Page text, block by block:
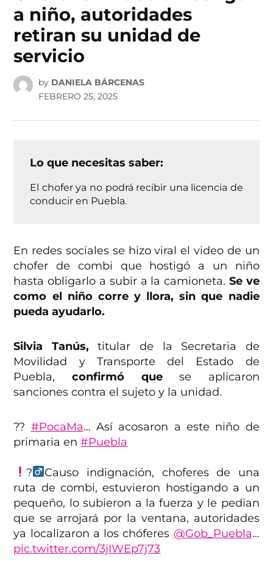
a niño, autoridades
retiran su unidad de
servicio
by DANIELA BÁRCENAS
FEBRERO 25, 2025
Lo que necesitas saber:
El chofer ya no podrá recibir una licencia de
conducir en Puebla.
En redes sociales se hizo viral el video de un
chofer de combi que hostigó a un niño
hasta obligarlo a subir a la camioneta. Se ve
como el niño corre y llora, sin que nadie
pueda ayudarlo.
Silvia Tanús, titular de la Secretaria de
Movilidad y Transporte del Estado de
Puebla, confirmó quese aplicaron
sanciones contra el sujeto y la unidad.
?? #PocaMa… Así acosaron a este niño de
primaria en#Puebla
?‍
Causo indignación, choferes de una
ruta de combi, estuvieron hostigando a un
pequeño, lo subieron a la fuerza y le pedian
que se arrojará por la ventana, autoridades
ya localizaron a los chóferes @Gob_Puebla…
pic.twitter.com/3jIWEp7j73